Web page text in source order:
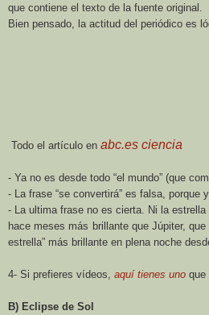
que contiene el texto de la fuente original.
Bien pensado, la actitud del periódico es
Todo el artículo en abc.es ciencia
- Ya no es desde todo “el mundo” (que
- La frase “se convertirá” es falsa, porque
- La ultima frase no es cierta. Ni la
hace meses más brillante que Júpiter,
estrella” más brillante en plena noche
4- Si prefieres vídeos, aquí tienes uno que
B) Eclipse de Sol